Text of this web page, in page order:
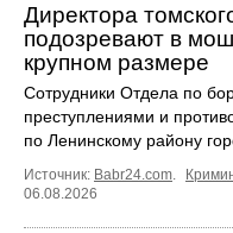
Директора
подозревают в
крупном размере
Сотрудники Отдела по
преступлениями и
по Ленинскому району
Источник: Babr24.com
06.08.2026